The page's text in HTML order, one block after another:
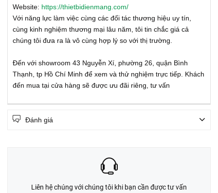
Website: https://thietbidienmang.com/
Với năng lực làm việc cùng các đối tác thương hiệu uy tín,
cùng kinh nghiệm thương mại lâu năm, tôi tin chắc giá cả
chúng tôi đưa ra là vô cùng hợp lý so với thị trường.
Đến với showroom 43 Nguyễn Xí, phường 26, quận Bình
Thạnh, tp Hồ Chí Minh để xem và thử nghiệm trực tiếp. Khách
đến mua tại cửa hàng sẽ được ưu đãi riêng, tư vấn
Đánh giá
Liên hệ chúng với chúng tôi khi bạn cần được tư vấn